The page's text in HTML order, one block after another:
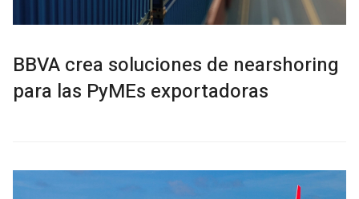
BBVA crea soluciones de nearshoring
para las PyMEs exportadoras